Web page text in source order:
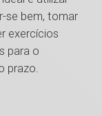
se bem, tomar
exercícios
para o
prazo.